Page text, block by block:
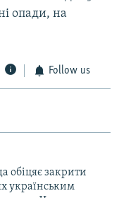
опади, на
Follow us
обіцяє закрити
українським